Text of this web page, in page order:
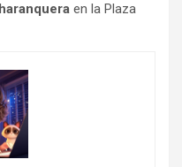
en la Plaza